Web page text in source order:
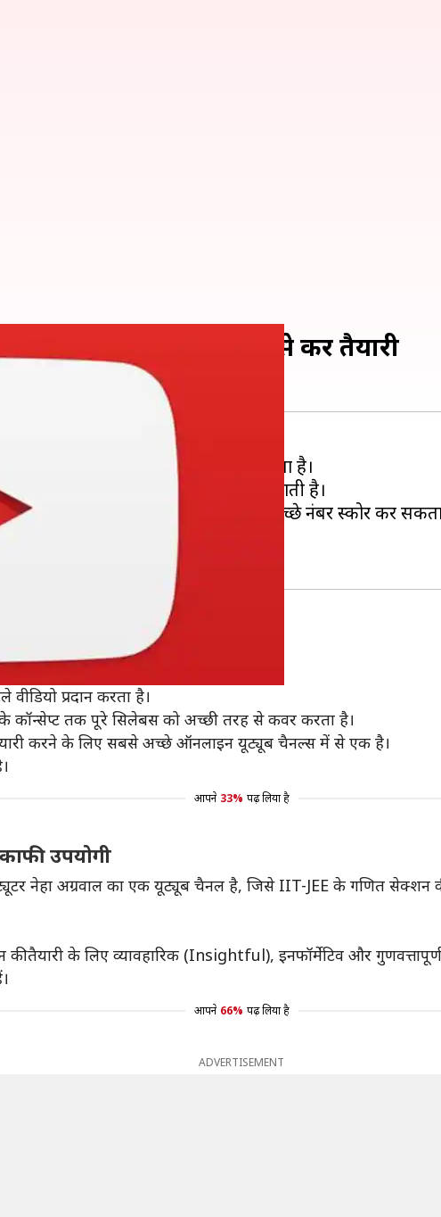
लिए इन टॉप यूट्यूब चैनल से करें तैयारी
की पढ़ाई करने वाले छात्र का सपना होता है।
कॉलेजों में प्रवेश के लिए आयोजित कराई जाती है।
सही तैयारी से कोई भी इस सेक्शन में अच्छे नंबर स्कोर कर
टॉप यूट्यूब चैनल बताएं हैं।
लोकप्रिय चैनल
है।
प्रदान करता है।
तक पूरे सिलेबस को अच्छी तरह से कवर करता है।
तैयारी करने के लिए सबसे अच्छे ऑनलाइन यूट्यूब चैनल्स में से एक है।
आपने 33% पढ़ लिया है
उपयोगी
नेहा अग्रवाल का एक यूट्यूब चैनल है, जिसे IIT-JEE के गणित सेक्शन
तैयारी के लिए व्यावहारिक (Insightful), इनफॉर्मेटिव और गुणवत्तापूर्ण
आपने 66% पढ़ लिया है
ADVERTISEMENT